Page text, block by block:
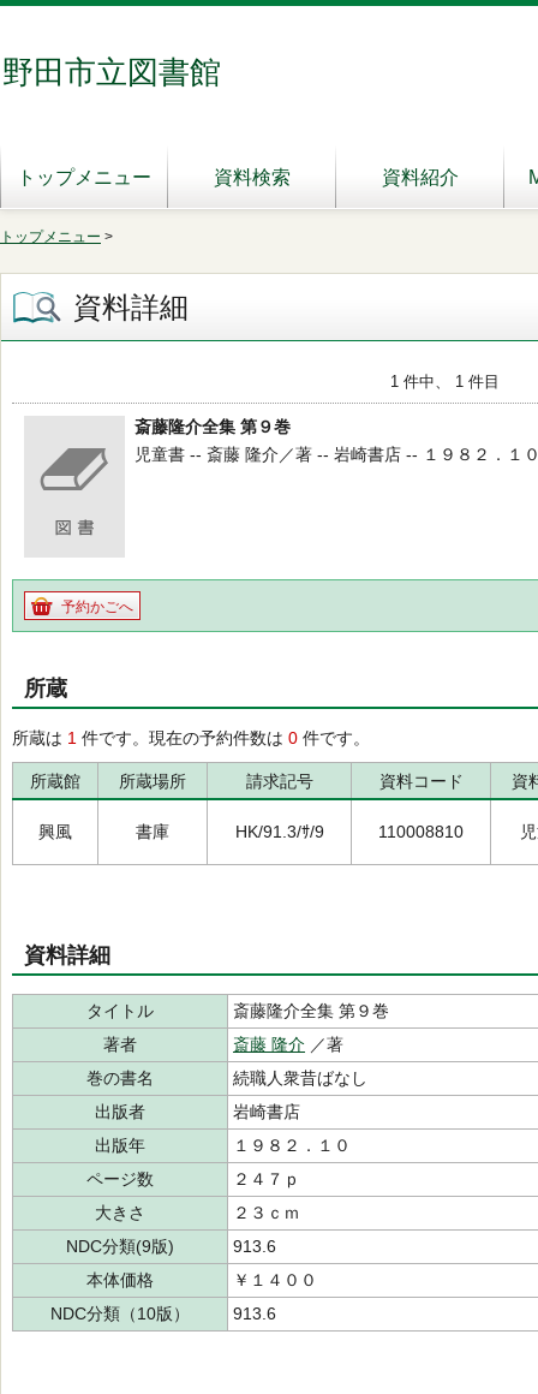
野田市立図書館
トップメニュー 資料検索 資料紹介
トップメニュー >
資料詳細
1 件中、 1 件目
斎藤隆介全集 第９巻
児童書 -- 斎藤 隆介／著 -- 岩崎書店 -- １９８２．１
予約かごへ
所蔵
所蔵は 1 件です。現在の予約件数は 0 件です。
所蔵館 所蔵場所 請求記号 資料コード 資
興風 書庫 HK/91.3/ｻ/9 110008810
資料詳細
タイトル
斎藤隆介全集 第９巻
著者
斎藤 隆介 ／著
巻の書名
続職人衆昔ばなし
出版者
岩崎書店
出版年
１９８２．１０
ページ数
２４７ｐ
大きさ
２３ｃｍ
NDC分類(9版)
913.6
本体価格
￥１４００
NDC分類（10版）
913.6